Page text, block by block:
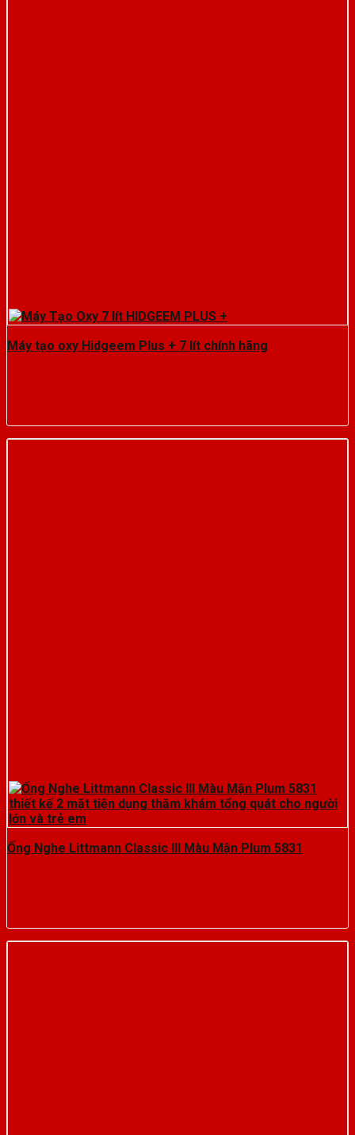
Máy tạo oxy Hidgeem Plus + 7 lít chính hãng
Ống Nghe Littmann Classic III Màu Mận Plum 5831